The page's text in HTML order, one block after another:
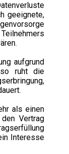
geeignete,
aufgrund
so ruht die
als einen
Vertrag
Interesse